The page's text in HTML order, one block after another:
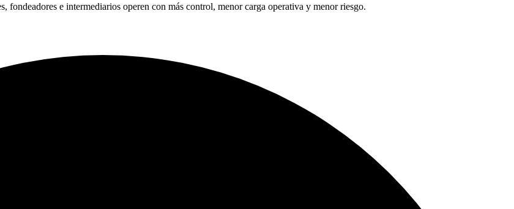
e intermediarios operen con más control, menor carga operativa y menor riesgo.